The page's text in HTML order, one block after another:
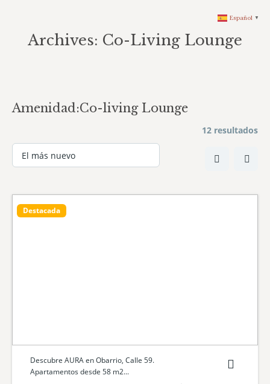
Archives: Co-Living Lounge
Amenidad:Co-living Lounge
12 resultados
Destacada
Descubre AURA en Obarrio, Calle 59.
Apartamentos desde 58 m2...
Español ▼